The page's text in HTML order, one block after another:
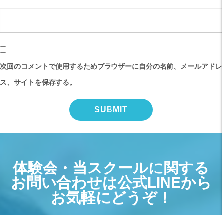
次回のコメントで使用するためブラウザーに自分の名前、メールアドレ
ス、サイトを保存する。
体験会・当スクールに関する
お問い合わせは公式LINEから
お気軽にどうぞ！